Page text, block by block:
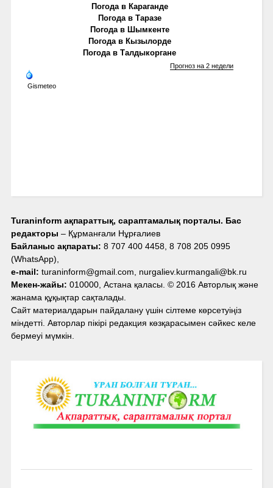
Погода в Караганде
Погода в Таразе
Погода в Шымкенте
Погода в Кызылорде
Погода в Талдыкоргане
Gismeteo
Прогноз на 2 недели
Turaninform ақпараттық, сараптамалық порталы. Бас
редакторы – Құрманғали Нұрғалиев
Байланыс ақпараты: 8 707 400 4458, 8 708 205 0995
(WhatsApp),
e-mail: turaninform@gmail.com, nurgaliev.kurmangali@bk.ru
Мекен-жайы: 010000, Астана қаласы. © 2016 Авторлық және
жанама құқықтар сақталады.
Сайт материалдарын пайдалану үшін сілтеме көрсетуіңіз
міндетті. Авторлар пікірі редакция көзқарасымен сәйкес келе
бермеуі мүмкін.